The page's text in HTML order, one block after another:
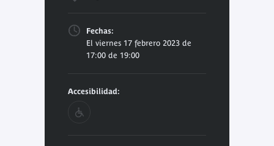
Fechas:
El viernes 17 febrero 2023 de
17:00 de 19:00
Accesibilidad: